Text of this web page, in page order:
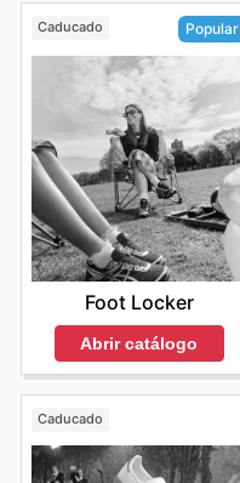
Caducado Popular
Foot Locker
Abrir catálogo
Caducado